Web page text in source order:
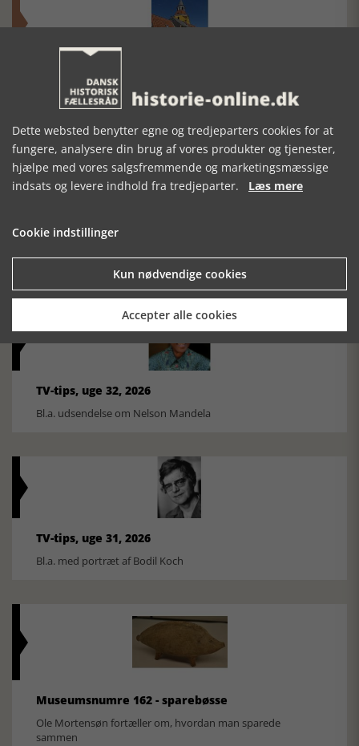
Historisk festival i Faaborg
FOBURGH Faaborg Internationale Historie Festival 2026 30.
Historiens Aktører 79 - John Reed
TV-tips, uge 32, 2026
Bl.a. udsendelse om Nelson Mandela
TV-tips, uge 31, 2026
Bl.a. med portræt af Bodil Koch
Museumsnumre 162 - sparebøsse
Ole Mortensøn fortæller om, hvordan man sparede
sammen
Dette websted benytter egne og tredjeparters cookies for at
fungere, analysere din brug af vores produkter og tjenester,
hjælpe med vores salgsfremmende og marketingsmæssige
indsats og levere indhold fra tredjeparter. Læs mere
Cookie indstillinger
Kun nødvendige cookies
Accepter alle cookies